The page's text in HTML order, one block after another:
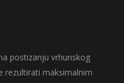
postizanju vrhunskog
rezultirati maksimalnim